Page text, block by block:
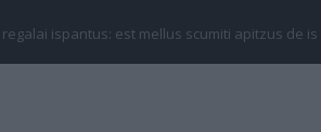
regalai ispantus: est mellus scumiti apitzus de